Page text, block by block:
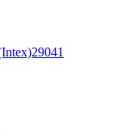
29041